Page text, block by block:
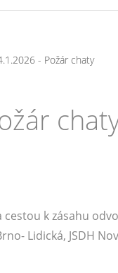
- Požár chaty
cestou k zásahu
Lidická, JSDH